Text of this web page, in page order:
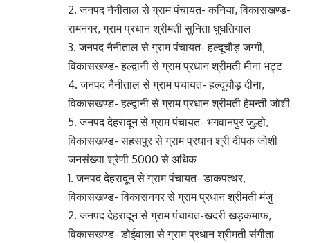
2. जनपद नैनीताल से ग्राम पंचायत- कनिया, विकासखण्ड-
रामनगर, ग्राम प्रधान श्रीमती सुनिता घुघतियाल
3. जनपद नैनीताल से ग्राम पंचायत- हल्दूचौड़ जग्गी,
विकासखण्ड- हल्द्वानी से ग्राम प्रधान श्रीमती मीना भट्ट
4. जनपद नैनीताल से ग्राम पंचायत- हल्दूचौड़ दीना,
विकासखण्ड- हल्द्वानी से ग्राम प्रधान श्रीमती हेमन्ती जोशी
5. जनपद देहरादून से ग्राम पंचायत- भगवानपुर जुल्हो,
विकासखण्ड- सहसपुर से ग्राम प्रधान श्री दीपक जोशी
जनसंख्या श्रेणी 5000 से अधिक
1. जनपद देहरादून से ग्राम पंचायत- डाकपत्थर,
विकासखण्ड- विकासनगर से ग्राम प्रधान श्रीमती मंजु
2. जनपद देहरादून से ग्राम पंचायत-खदरी खड़कमाफ,
विकासखण्ड- डोईवाला से ग्राम प्रधान श्रीमती संगीता